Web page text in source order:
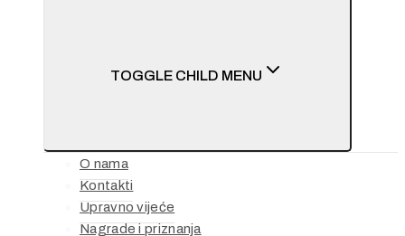
TOGGLE CHILD MENU
O nama
Kontakti
Upravno vijeće
Nagrade i priznanja